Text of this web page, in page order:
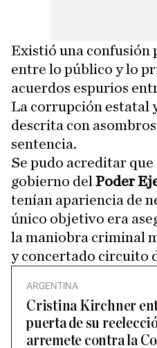
Existió una confusión
entre lo público y lo
acuerdos espurios
La corrupción estatal
descrita con
sentencia.
Se pudo acreditar
gobierno del Poder
tenían apariencia de
único objetivo era
la maniobra criminal
y concertado circuito
ARGENTINA
Cristina Kirchner
puerta de su
arremete contra la